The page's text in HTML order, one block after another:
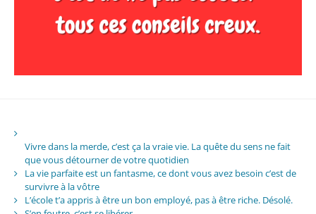
Vivre dans la merde, c’est ça la vraie vie. La quête du sens ne fait
que vous détourner de votre quotidien
La vie parfaite est un fantasme, ce dont vous avez besoin c’est de
survivre à la vôtre
L’école t’a appris à être un bon employé, pas à être riche. Désolé.